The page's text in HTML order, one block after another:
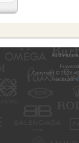
All times
Copyright © 2026
Hacks por